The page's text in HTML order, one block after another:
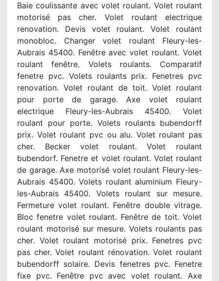
Baie coulissante avec volet roulant. Volet roulant
motorisé pas cher. Volet roulant electrique
renovation. Devis volet roulant. Volet roulant
monobloc. Changer volet roulant Fleury-les-
Aubrais 45400. Fenêtre avec volet roulant. Volet
roulant fenêtre. Volets roulants. Comparatif
fenetre pvc. Volets roulants prix. Fenetres pvc
renovation. Volet roulant de toit. Volet roulant
pour porte de garage. Axe volet roulant
electrique Fleury-les-Aubrais 45400. Volet
roulant pour porte. Volets roulants bubendorff
prix. Volet roulant pvc ou alu. Volet roulant pas
cher. Becker volet roulant. Volet roulant
bubendorf. Fenetre et volet roulant. Volet roulant
de garage. Axe motorisé volet roulant Fleury-les-
Aubrais 45400. Volets roulant aluminium Fleury-
les-Aubrais 45400. Volets roulant sur mesure.
Fermeture volet roulant. Fenêtre double vitrage.
Bloc fenetre volet roulant. Fenêtre de toit. Volet
roulant motorisé sur mesure. Volets roulants pas
cher. Volet roulant motorisé prix. Fenetres pvc
pas cher. Volet roulant rénovation. Volet roulant
bubendorff solaire. Devis fenetres pvc. Fenetre
fixe pvc. Fenêtre pvc avec volet roulant. Axe